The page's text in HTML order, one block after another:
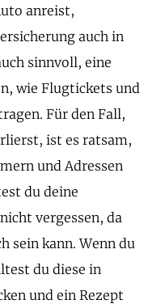
anreist,
auch in
sinnvoll, eine
wie Flugtickets und
Für den Fall,
ist es ratsam,
und Adressen
du deine
vergessen, da
sein kann. Wenn du
du diese in
und ein Rezept